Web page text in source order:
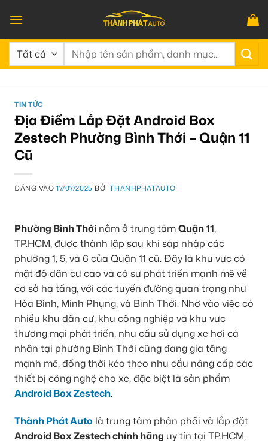
qua
nội
dung
Tìm
TIN TỨC
Địa Điểm Lắp Đặt Android Box
Zestech Phường Bình Thới – Quận 11
Cũ
ĐĂNG VÀO17/07/2025 BỞITHANHPHATAUTO
Phường Bình Thới nằm ở trung tâmQuận 11,
TP.HCM, được thành lập sau khi sáp nhập các
phường 1, 5, và 6 của Quận 11 cũ. Đây là khu vực có
mật độ dân cư cao và có sự phát triển mạnh mẽ về
cơ sở hạ tầng, với các tuyến đường quan trọng như
Hòa Bình, Minh Phụng, và Bình Thới. Nhờ vào việc có
nhiều khu dân cư, khu công nghiệp và khu vực
thương mại phát triển, nhu cầu sử dụng xe hơi cá
nhân tại phường Bình Thới cũng đang gia tăng
mạnh mẽ, đồng thời kéo theo nhu cầu nâng cấp các
thiết bị công nghệ cho xe, đặc biệt là sản phẩm
Android Box Zestech.
Thành Phát Auto là trung tâm phân phối và lắp đặt
Android Box Zestech chính hãng uy tín tại TP.HCM,